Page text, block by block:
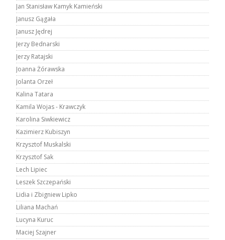
Jan Stanisław Kamyk Kamieński
Janusz Gągała
Janusz Jędrej
Jerzy Bednarski
Jerzy Ratajski
Joanna Żórawska
Jolanta Orzeł
Kalina Tatara
Kamila Wojas - Krawczyk
Karolina Siwkiewicz
Kazimierz Kubiszyn
Krzysztof Muskalski
Krzysztof Sak
Lech Lipiec
Leszek Szczepański
Lidia i Zbigniew Lipko
Liliana Machań
Lucyna Kuruc
Maciej Szajner